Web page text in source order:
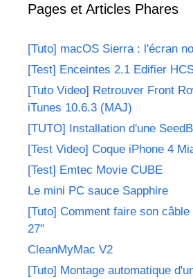
Pages et Articles Phares
[Tuto] macOS Sierra : l'écran
[Test] Enceintes 2.1 Edifier
[Tuto Video] Retrouver Front
iTunes 10.6.3 (MAJ)
[TUTO] Installation d'une
[Test Video] Coque iPhone 4
[Test] Emtec Movie CUBE
Le mini PC sauce Sapphire
[Tuto] Comment faire son
27"
CleanMyMac V2
[Tuto] Montage automatique